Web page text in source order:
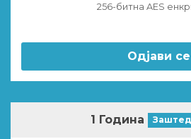
256-битна AES
Одјави се
1 Година